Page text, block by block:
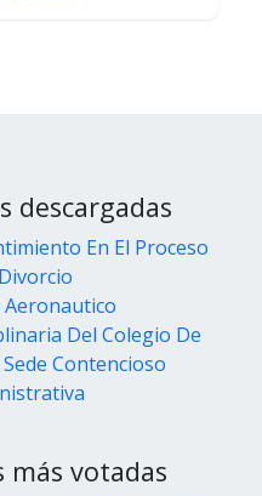
descargadas
En El Proceso
Aeronautico
Del Colegio De
Contencioso
más votadas